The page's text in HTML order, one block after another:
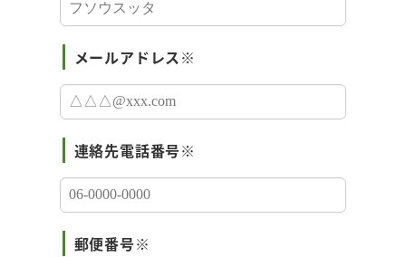
メールアドレス※
連絡先電話番号※
郵便番号※